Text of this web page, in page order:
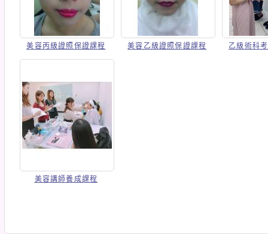
美容丙級證照保證課程 美容乙級證照保證課程 乙級術科
美容講師養成課程